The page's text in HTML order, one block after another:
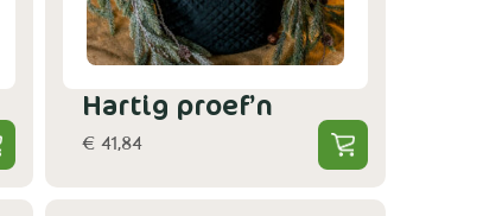
Hartig proef’n
€ 41,84